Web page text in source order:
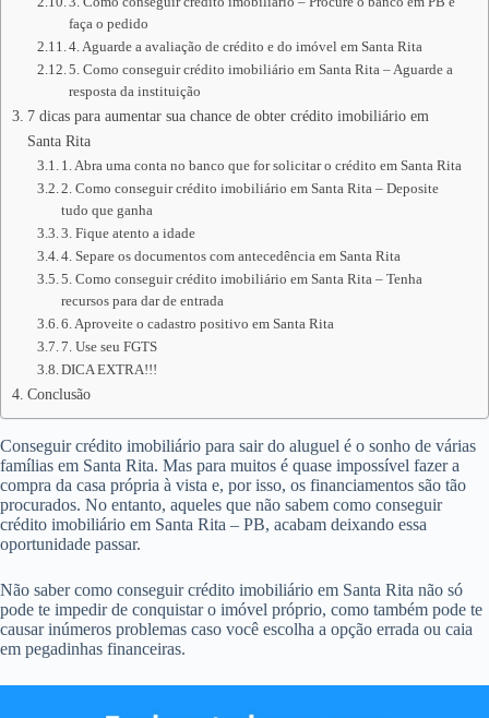
faça o pedido
4. Aguarde a avaliação de crédito e do imóvel em Santa Rita
5. Como conseguir crédito imobiliário em Santa Rita – Aguarde a
resposta da instituição
7 dicas para aumentar sua chance de obter crédito imobiliário em
Santa Rita
1. Abra uma conta no banco que for solicitar o crédito em Santa Rita
2. Como conseguir crédito imobiliário em Santa Rita – Deposite
tudo que ganha
3. Fique atento a idade
4. Separe os documentos com antecedência em Santa Rita
5. Como conseguir crédito imobiliário em Santa Rita – Tenha
recursos para dar de entrada
6. Aproveite o cadastro positivo em Santa Rita
7. Use seu FGTS
DICA EXTRA!!!
Conclusão
Conseguir crédito imobiliário para sair do aluguel é o sonho de várias
famílias em Santa Rita. Mas para muitos é quase impossível fazer a
compra da casa própria à vista e, por isso, os financiamentos são tão
procurados. No entanto, aqueles que não sabem como conseguir
crédito imobiliário em Santa Rita – PB, acabam deixando essa
oportunidade passar.
Não saber como conseguir crédito imobiliário em Santa Rita não só
pode te impedir de conquistar o imóvel próprio, como também pode te
causar inúmeros problemas caso você escolha a opção errada ou caia
em pegadinhas financeiras.